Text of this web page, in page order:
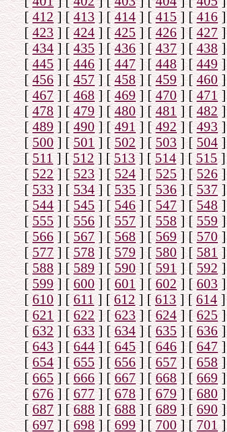
[412] [413] [414] [415] [416]
[423] [424] [425] [426] [427]
[434] [435] [436] [437] [438]
[445] [446] [447] [448] [449]
[ 456] [457] [458] [459] [460]
[467] [468] [469] [470] [471]
[478] [479] [480] [481] [482]
[489] [490] [491] [492] [493]
[500] [501] [502] [503] [504]
[511] [512] [513] [514] [515]
[522] [523] [524] [525] [526]
[533] [534] [535] [536] [ 537]
[544] [545] [546] [547] [548]
[555] [556] [557] [558] [559]
[566] [567] [568] [569] [570]
[577] [578] [579] [580] [581]
[588] [589] [590] [591] [592]
[599] [600] [ 601] [602] [603]
[610] [611] [612] [613] [614]
[621] [622] [623] [624] [625]
[632] [633] [634] [635] [636]
[643] [644] [645] [646] [647]
[654] [655] [656] [657] [658]
[665] [666] [667] [668] [669]
[676] [677] [678] [679] [680]
[687] [688] [688] [689] [690]
[697] [698] [699] [700] [701]